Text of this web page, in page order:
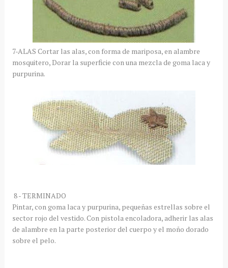
7-ALAS Cortar las alas, con forma de mariposa, en alambre
mosquitero, Dorar la superficie con una mezcla de goma laca y
purpurina.
8 - TERMINADO
Pintar, con goma laca y purpurina, pequeñas estrellas sobre el
sector rojo del vestido. Con pistola encoladora, adherir las alas
de alambre en la parte posterior del cuerpo y el moño dorado
sobre el pelo.